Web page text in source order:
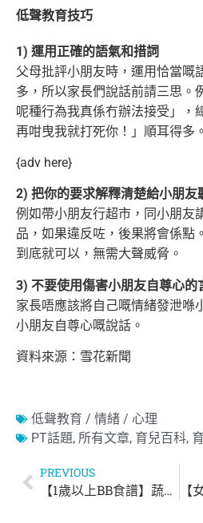
低聲教育技巧
1) 運用正確的語氣和措詞
父母批評小朋友時，運用恰當嘅
多，所以家長們說話前請三思。
呢種行為我真係冇辦法接受」，
再咁曳我就打死你！」順耳得多。
{adv here}
2) 把你的要求解釋清楚給小朋友
例如帶小朋友行超市，同小朋友
品，如果違反咗，後果將會係點
到底就可以，無需大聲威脅。
3) 不要使用傷害小朋友自尊心的
家長唔應該將自己嘅情緒發泄喺
小朋友自尊心嘅說話。
資料來源：雪花新聞
低聲教育 / 情緒 / 心理
PT話題, 所有文章, 育兒百科,
PREVIOUS
【1歲以上BB食譜】蔬菜奶香鬆餅